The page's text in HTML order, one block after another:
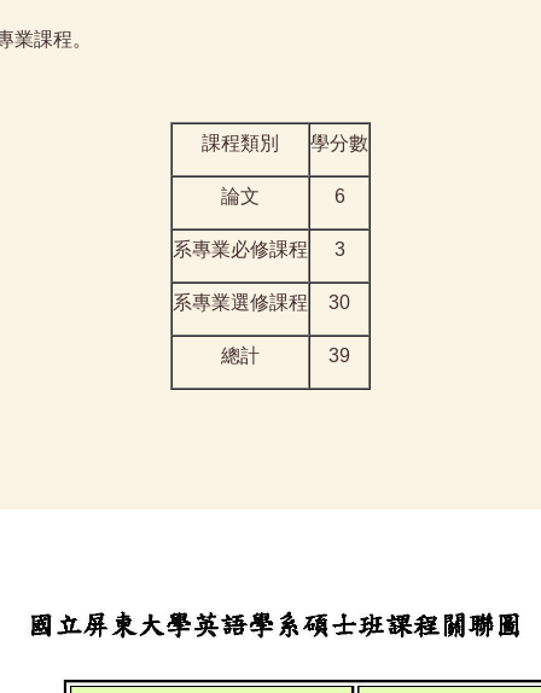
業課程。
課程類別 學分數
論文 6
系專業必修課程 3
系專業選修課程 30
總計 39